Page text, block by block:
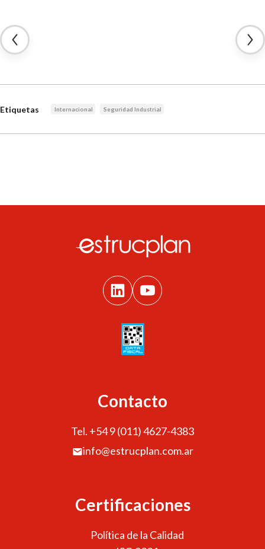
Etiquetas Internacional Seguridad Industrial
Contacto
Tel. +54 9 (011) 4627-4383
info@estrucplan.com.ar
Certificaciones
Política de la Calidad